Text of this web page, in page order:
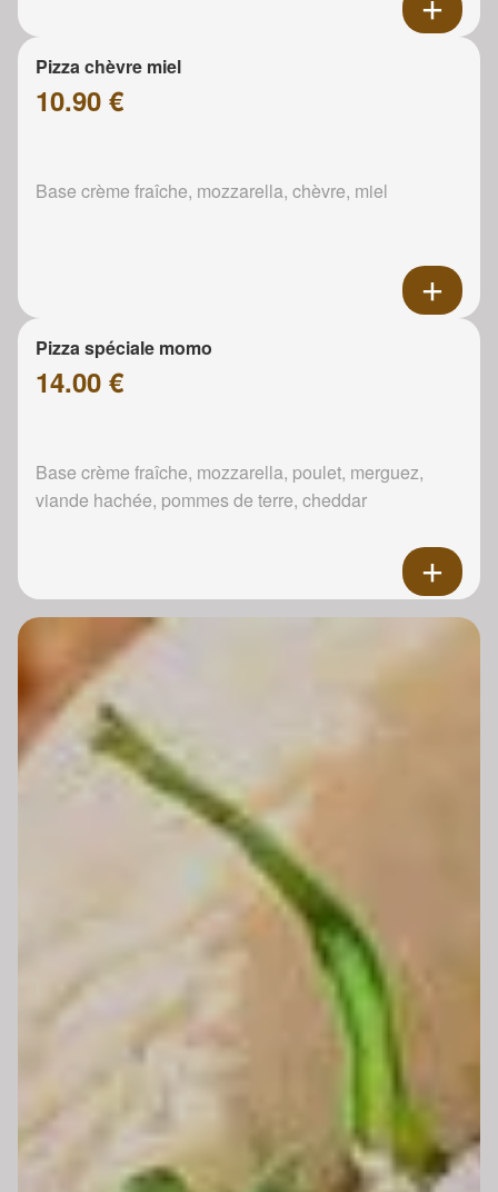
Pizza chèvre miel
10.90 €
Base crème fraîche, mozzarella, chèvre, miel
Pizza spéciale momo
14.00 €
Base crème fraîche, mozzarella, poulet, merguez,
viande hachée, pommes de terre, cheddar